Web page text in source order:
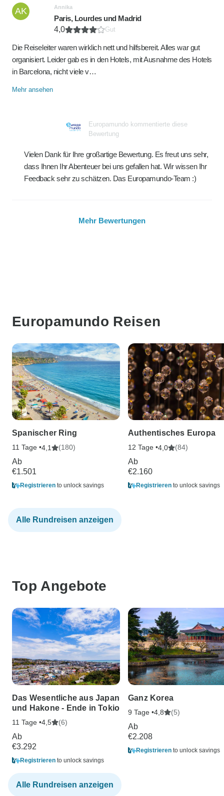
AK Annika
Paris, Lourdes und Madrid
4,0
Gut
Die Reiseleiter waren wirklich nett und hilfsbereit. Alles war gut
organisiert. Leider gab es in den Hotels, mit Ausnahme des Hotels
in Barcelona, nicht viele v…
Mehr ansehen
Europamundo kommentierte diese
Bewertung
Vielen Dank für Ihre großartige Bewertung. Es freut uns sehr,
dass Ihnen Ihr Abenteuer bei uns gefallen hat. Wir wissen Ihr
Feedback sehr zu schätzen. Das Europamundo-Team :)
Mehr Bewertungen
Europamundo Reisen
Spanischer Ring
11 Tage •4,1 (180)
Ab
€1.501
Registrieren to unlock savings
Authentisches Europa
12 Tage •4,0 (84)
Ab
€2.160
Registrieren to unlock savings
Alle Rundreisen anzeigen
Top Angebote
Das Wesentliche aus Japan
und Hakone - Ende in Tokio
11 Tage •4,5 (6)
Ab
€3.292
Registrieren to unlock savings
Ganz Korea
9 Tage •4,8 (5)
Ab
€2.208
Registrieren to unlock savings
Alle Rundreisen anzeigen